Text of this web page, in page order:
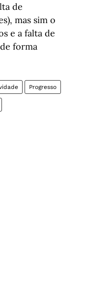
de
mas sim o
e a falta de
forma
Progresso